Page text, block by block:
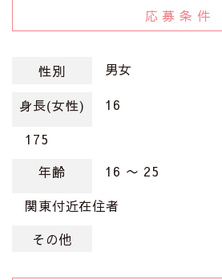
応募条件
性別 男女
身長(女性) 16
175
年齢
16 〜 25
関東付近在住者
その他